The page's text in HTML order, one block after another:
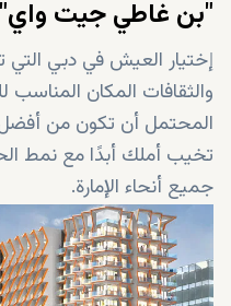
"بن غاطي جيت واي"
إختيار العيش في دبي
والثقافات المكان المناسب
المحتمل أن تكون من
تخيب أملك أبدًا مع نمط
جميع أنحاء الإمارة.